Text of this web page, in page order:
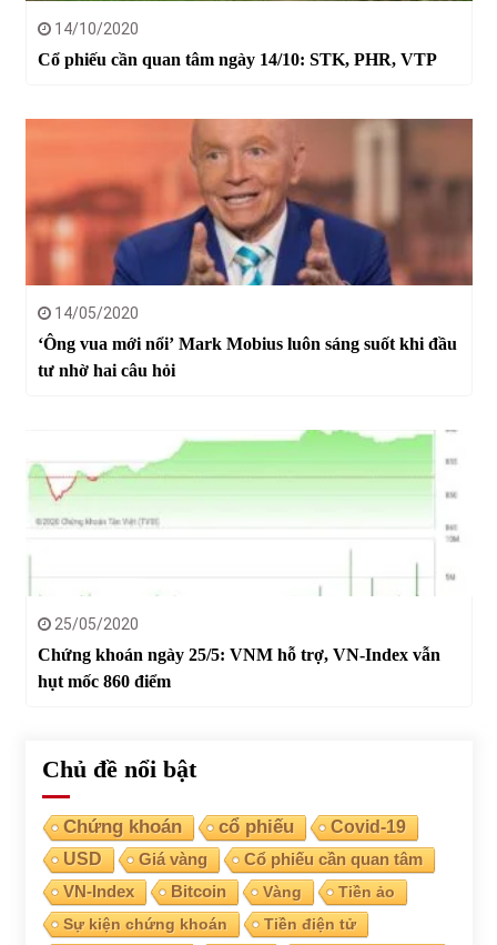
14/10/2020
Cổ phiếu cần quan tâm ngày 14/10: STK, PHR, VTP
14/05/2020
‘Ông vua mới nổi’ Mark Mobius luôn sáng suốt khi đầu
tư nhờ hai câu hỏi
25/05/2020
Chứng khoán ngày 25/5: VNM hỗ trợ, VN-Index vẫn
hụt mốc 860 điểm
Chủ đề nổi bật
Chứng khoán cổ phiếu
Covid-19
USD
Giá vàng Cổ phiếu cần quan tâm
VN-Index Bitcoin Vàng
Tiền ảo
Sự kiện chứng khoán
Tiền điện tử